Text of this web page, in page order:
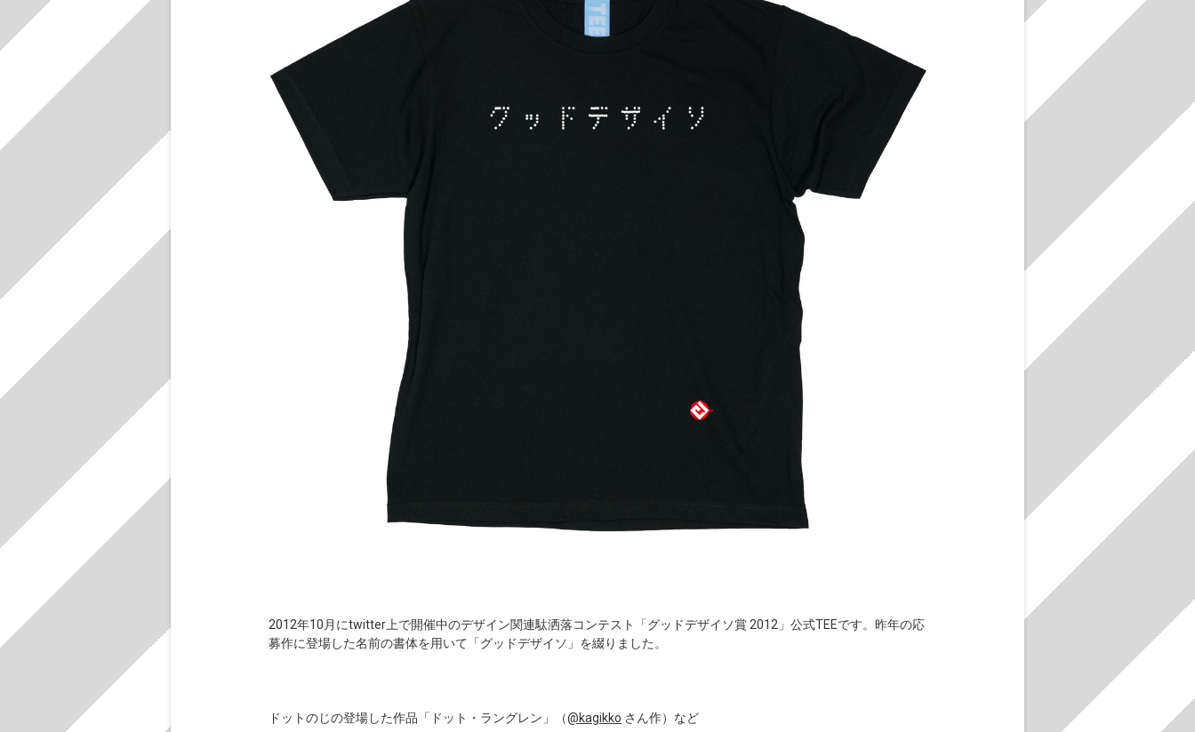
2012年10月にtwitter上で開催中のデザイン関連駄洒落コンテスト「グッドデザイソ賞 2012」公式TEEです。昨年の応
募作に登場した名前の書体を用いて「グッドデザイソ」を綴りました。
ドットのじの登場した作品「ドット・ラングレン」（@kagikko さん作）など